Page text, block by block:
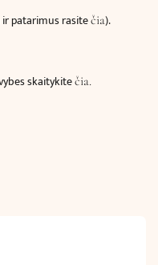
patarimus rasitečia).
skaitykitečia.